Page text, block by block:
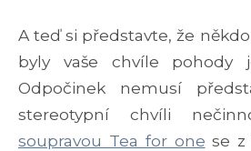
A teď si představte, že
byly vaše chvíle pohody
Odpočinek nemusí
stereotypní chvíli
soupravou Tea for one se z